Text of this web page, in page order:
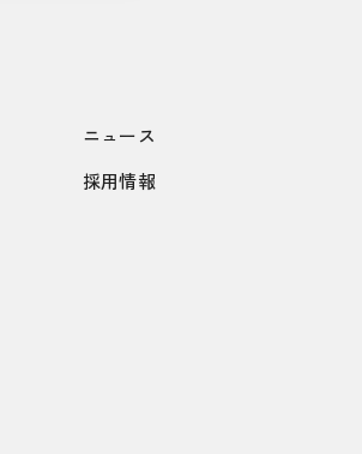
ニュース
採用情報